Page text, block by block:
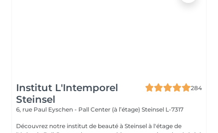
Institut L'Intemporel
Steinsel
284
6, rue Paul Eyschen - Pall Center (à l’étage) Steinsel L-7317
Découvrez notre institut de beauté à Steinsel à l'étage de